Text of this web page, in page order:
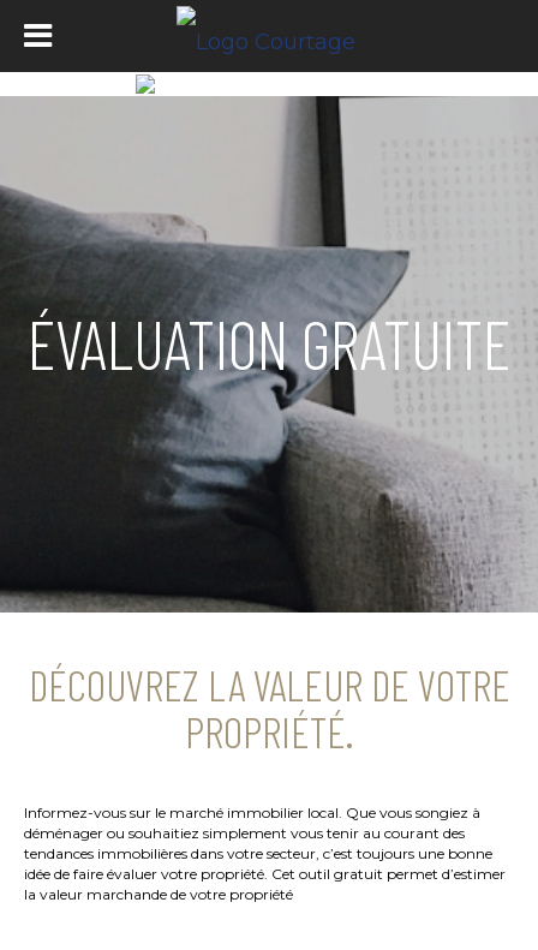
ÉVALUATION GRATUITE
DÉCOUVREZ LA VALEUR DE VOTRE
PROPRIÉTÉ.
Informez-vous sur le marché immobilier local. Que vous songiez à
déménager ou souhaitiez simplement vous tenir au courant des
tendances immobilières dans votre secteur, c’est toujours une bonne
idée de faire évaluer votre propriété. Cet outil gratuit permet d’estimer
la valeur marchande de votre propriété